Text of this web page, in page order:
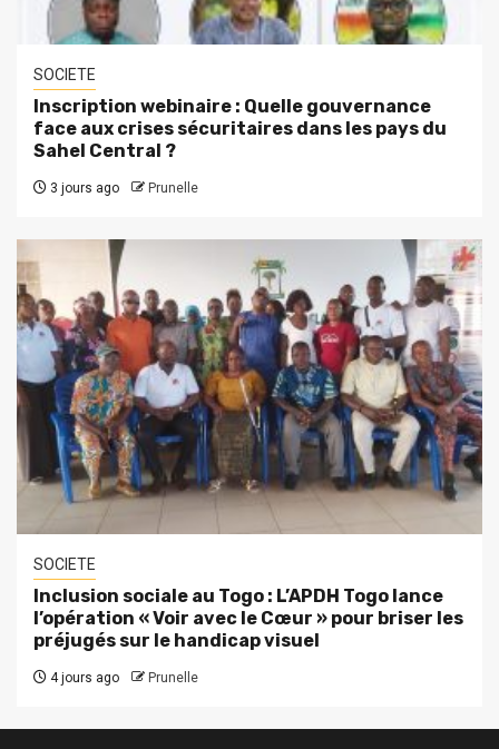
SOCIETE
Inscription webinaire : Quelle gouvernance
face aux crises sécuritaires dans les pays du
Sahel Central ?
3 jours ago Prunelle
SOCIETE
Inclusion sociale au Togo : L’APDH Togo lance
l’opération « Voir avec le Cœur » pour briser les
préjugés sur le handicap visuel
4 jours ago Prunelle